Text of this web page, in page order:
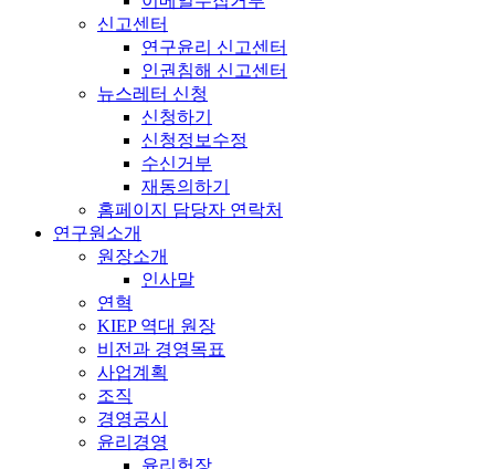
신고센터
연구윤리 신고센터
인권침해 신고센터
뉴스레터 신청
신청하기
신청정보수정
수신거부
재동의하기
홈페이지 담당자 연락처
연구원소개
원장소개
인사말
연혁
KIEP 역대 원장
비전과 경영목표
사업계획
조직
경영공시
윤리경영
윤리헌장